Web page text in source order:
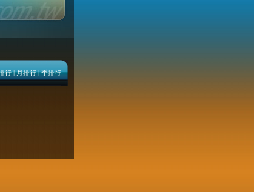
行|月排行|季排行